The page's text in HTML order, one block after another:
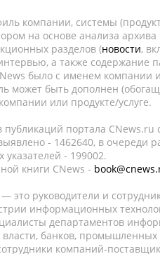
компании, системы
на основе анализа
разделов (новости,
а также содержание
было с именем компании
может быть дополнен
или продукте/услуге.
портала CNews.ru
- 1462640, в очереди
- 199002.
книги CNews -
это руководители и
информационных
департаментов
власти, банков,
компаний-